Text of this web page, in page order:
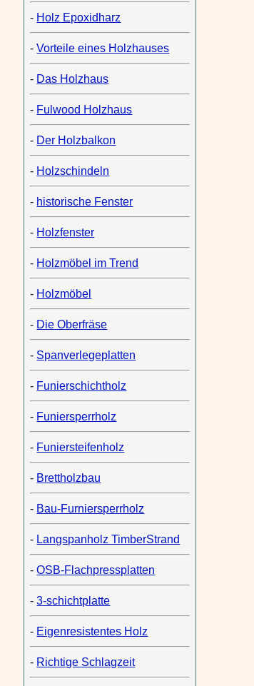
- Holz Epoxidharz
-Vorteile eines Holzhauses
- Das Holzhaus
- Fulwood Holzhaus
- Der Holzbalkon
- Holzschindeln
- historische Fenster
- Holzfenster
- Holzmöbel im Trend
- Holzmöbel
- Die Oberfräse
- Spanverlegeplatten
- Funierschichtholz
- Funiersperrholz
- Funiersteifenholz
- Brettholzbau
- Bau-Furniersperrholz
- Langspanholz TimberStrand
-OSB-Flachpressplatten
-3-schichtplatte
- Eigenresistentes Holz
- Richtige Schlagzeit